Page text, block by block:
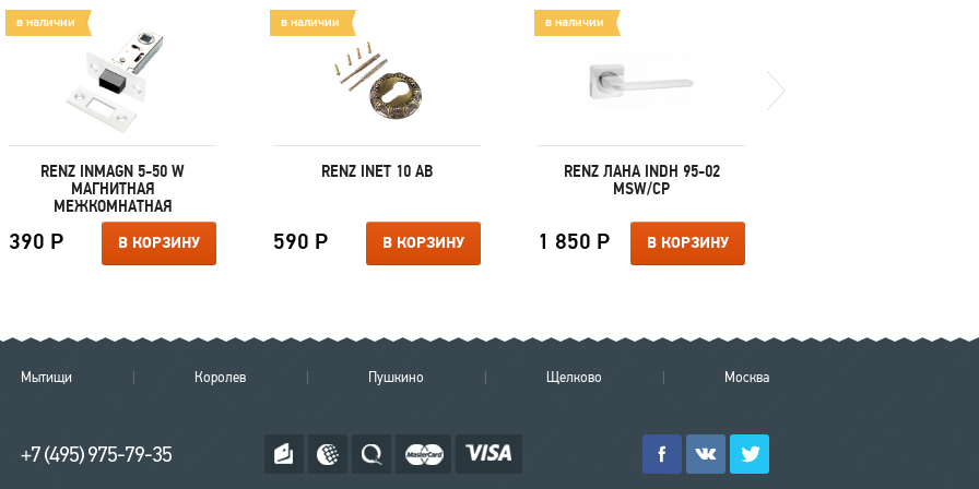
в наличии
RENZ INMAGN 5-50 W
МАГНИТНАЯ
МЕЖКОМНАТНАЯ
390 Р В КОРЗИНУ
в наличии
RENZ INET 10 AB
590 Р В КОРЗИНУ
в наличии
RENZ ЛАНА INDH 95-02
MSW/CP
1 850 Р В КОРЗИНУ
Мытищи Королев Пушкино Щелково Москва
+7 (495) 975-79-35